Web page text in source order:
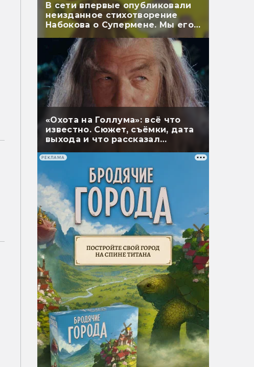
В сети впервые опубликовали
неизданное стихотворение
Набокова о Супермене. Мы его
перевели
«Охота на Голлума»: всё что
известно. Сюжет, съёмки, дата
выхода и что рассказал
РЕКЛАМА